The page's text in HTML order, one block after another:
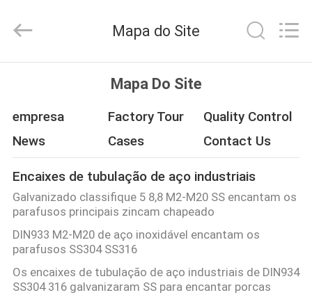
PRODUTOS
SOBRE
NÓS
EXCURSÃO
DA
FÁBRICA
Longjoy
Foreign
All
Mapa do Site
Mapa Do Site
empresa Factory Tour
Quality Control
News
Cases Contact Us
Encaixes de tubulação de aço industriais
Galvanizado classifique 5 8,8 M2-M20 SS encantam os
parafusos principais zincam chapeado
DIN933 M2-M20 de aço inoxidável encantam os
parafusos SS304 SS316
Os encaixes de tubulação de aço industriais de DIN934
SS304 316 galvanizaram SS para encantar porcas